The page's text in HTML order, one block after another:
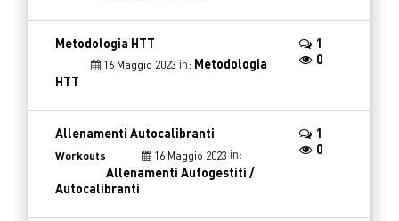
Metodologia HTT
16 Maggio 2023 in: Metodologia
HTT
1
0
Allenamenti Autocalibranti
Workouts 16 Maggio 2023 in:
Allenamenti Autogestiti /
Autocalibranti
1
0